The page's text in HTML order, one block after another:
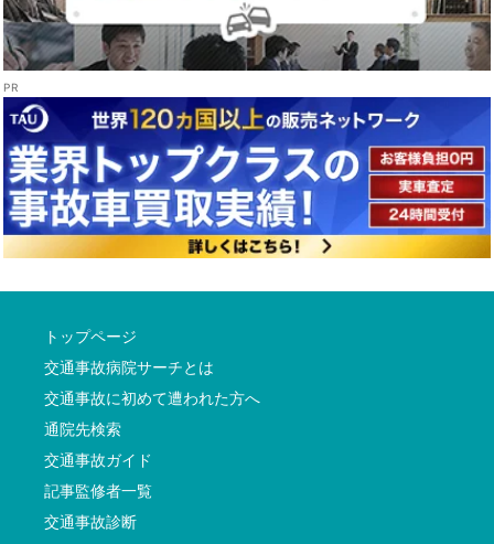
トップページ
交通事故病院サーチとは
交通事故に初めて遭われた方へ
通院先検索
交通事故ガイド
記事監修者一覧
交通事故診断